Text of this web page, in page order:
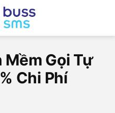
Mềm Gọi Tự
Chi Phí